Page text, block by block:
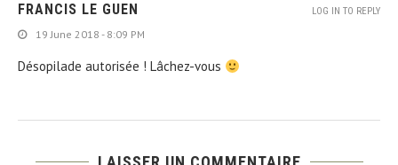
FRANCIS LE GUEN
19 June 2018 - 8:09 PM
Désopilade autorisée ! Lâchez-vous
LOG IN TO REPLY